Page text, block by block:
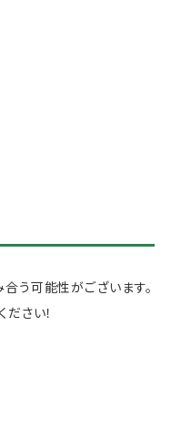
う可能性がございます。
さい！